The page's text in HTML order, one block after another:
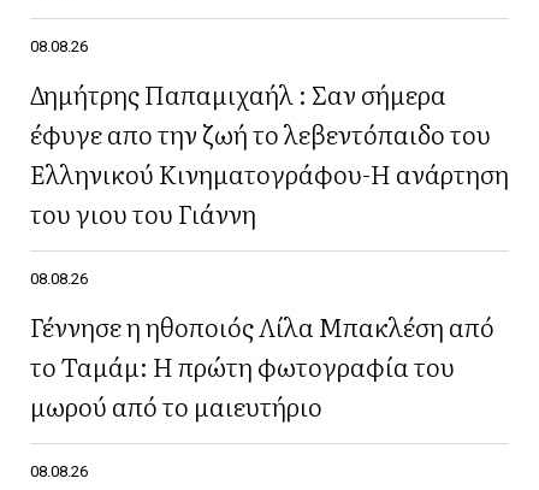
08.08.26
Δημήτρης Παπαμιχαήλ : Σαν σήμερα
έφυγε απο την ζωή το λεβεντόπαιδο του
Ελληνικού Κινηματογράφου-Η ανάρτηση
του γιου του Γιάννη
08.08.26
Γέννησε η ηθοποιός Λίλα Μπακλέση από
το Ταμάμ: Η πρώτη φωτογραφία του
μωρού από το μαιευτήριο
08.08.26